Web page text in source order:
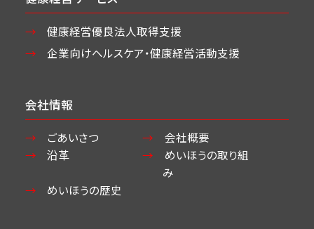
健康経営優良法人取得支援
企業向けヘルスケア・健康経営活動支援
会社情報
ごあいさつ
会社概要
沿革
めいほうの取り組
み
めいほうの歴史